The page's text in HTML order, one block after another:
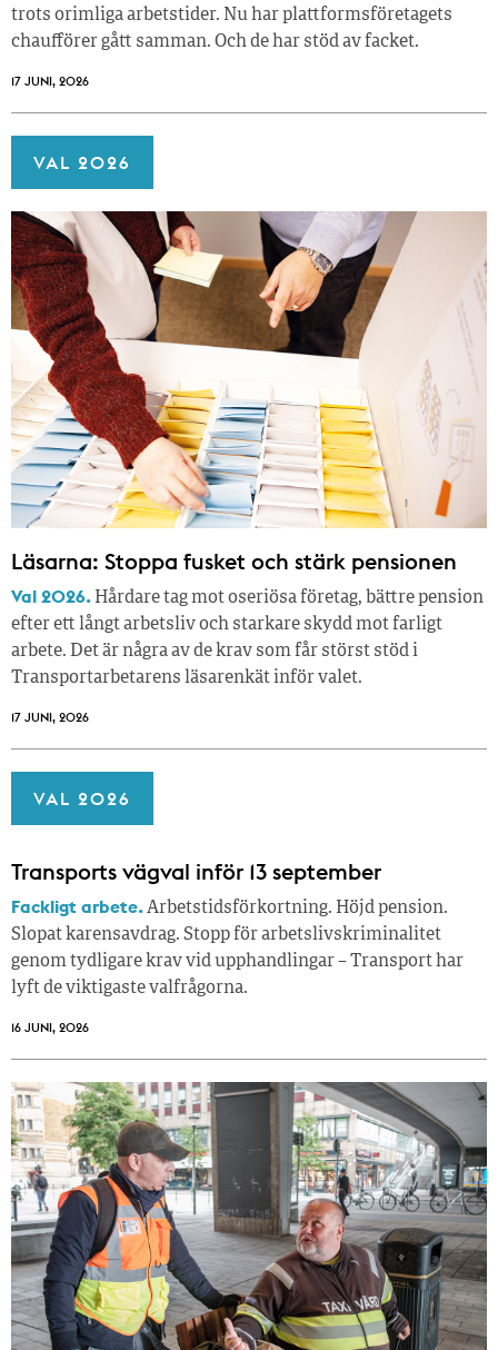
trots orimliga arbetstider. Nu har plattformsföretagets
chaufförer gått samman. Och de har stöd av facket.
17 JUNI, 2026
VAL 2026
Läsarna: Stoppa fusket och stärk pensionen
Val 2026. Hårdare tag mot oseriösa företag, bättre pension
efter ett långt arbetsliv och starkare skydd mot farligt
arbete. Det är några av de krav som får störst stöd i
Transportarbetarens läsar­enkät inför valet.
17 JUNI, 2026
VAL 2026
Transports vägval inför 13 september
Fackligt arbete.Arbetstidsförkortning. Höjd pension.
Slopat karensavdrag. Stopp för arbetslivskriminalitet
genom tydligare krav vid upphandlingar – Transport har
lyft de viktigaste valfrågorna.
16 JUNI, 2026